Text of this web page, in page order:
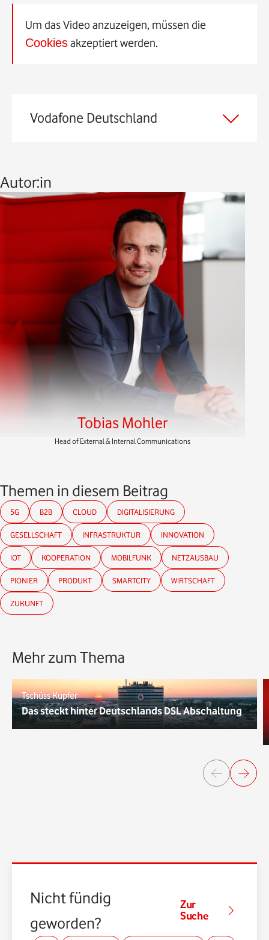
Um das Video anzuzeigen, müssen die
Cookiesakzeptiert werden.
Vodafone Deutschland
Autor:in
Tobias Mohler
Head of External & Internal Communications
Themen in diesem Beitrag
5G B2B CLOUD DIGITALISIERUNG
GESELLSCHAFT INFRASTRUKTUR INNOVATION
IOT KOOPERATION MOBILFUNK NETZAUSBAU
PIONIER PRODUKT SMARTCITY WIRTSCHAFT
ZUKUNFT
Mehr zum Thema
Tschüss Kupfer
Das steckt hinter Deutschlands DSL Abschaltung
Nicht fündig
geworden?
Zur
Suche